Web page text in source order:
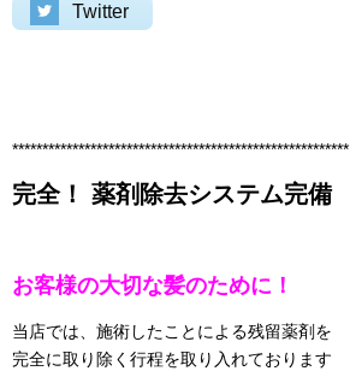
Twitter
********************************************************
完全！ 薬剤除去システム完備
お客様の大切な髪のために！
当店では、施術したことによる残留薬剤を
完全に取り除く行程を取り入れております